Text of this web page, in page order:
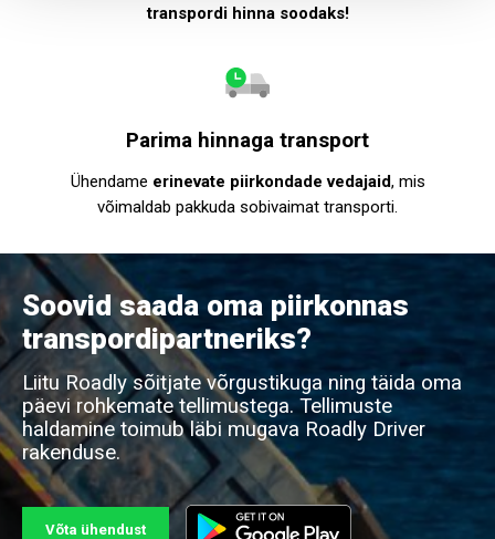
transpordi hinna soodaks!
Parima hinnaga transport
Ühendame erinevate piirkondade vedajaid, mis
võimaldab pakkuda sobivaimat transporti.
Soovid saada oma piirkonnas
transpordipartneriks?
Liitu Roadly sõitjate võrgustikuga ning täida oma
päevi rohkemate tellimustega. Tellimuste
haldamine toimub läbi mugava Roadly Driver
rakenduse.
Võta ühendust